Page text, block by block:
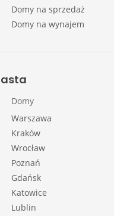
Domy na sprzedaż
Domy na wynajem
Domy
Warszawa
Kraków
Wrocław
Poznań
Gdańsk
Katowice
Lublin